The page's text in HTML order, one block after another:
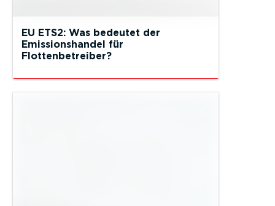
EU ETS2: Was bedeutet der
Emissionshandel für
Flottenbetreiber?